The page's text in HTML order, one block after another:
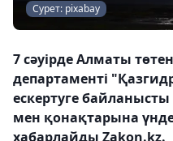
Сурет: pixabay
7 сәуірде Алматы
департаменті
ескертуге
мен қонақтарына
хабарлайды Zakon.kz.